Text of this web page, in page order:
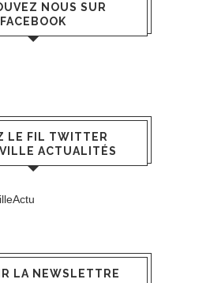
NOUS SUR
FACEBOOK
LE FIL TWITTER
ACTUALITÉS
LA NEWSLETTRE